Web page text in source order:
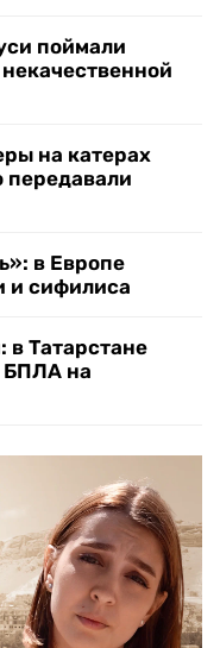
поймали
на катерах
передавали
в Европе
и сифилиса
в Татарстане
БПЛА на